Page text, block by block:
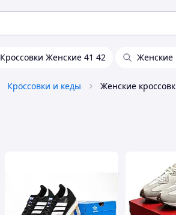
Кроссовки Женские 41 42 Женские
Кроссовки и кеды Женские